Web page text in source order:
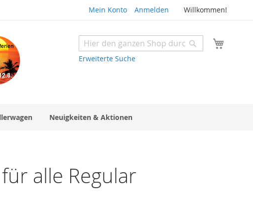
Mein Konto Anmelden Willkommen!
Suche
Erweiterte Suche
Suche
Neuigkeiten & Aktionen
alle Regular